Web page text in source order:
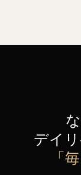
デイ
「